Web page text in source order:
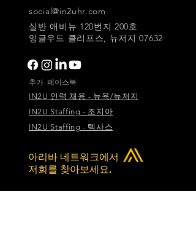
social@in2uhr.com
실반 애비뉴 120번지 200호
잉글우드 클리프스, 뉴저지 07632
추가 페이스북
IN2U 인력 채용 - 뉴욕/뉴저지
IN2U Staffing - 조지아
IN2U Staffing - 텍사스
아리바 네트워크에서
저희를 찾아보세요.